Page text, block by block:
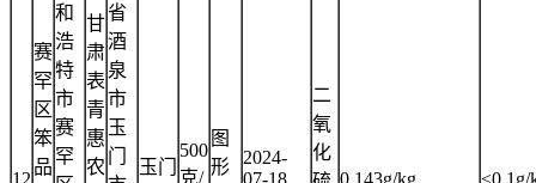
12
赛
罕
区
笨
品
和
浩
特
市
赛
罕
甘
肃
表
青
惠
农
省
酒
泉
市
玉
门
玉门
500
克/
图
形
2024-
07-18
二
氧
化
0.143g/kg ≤0.1g/